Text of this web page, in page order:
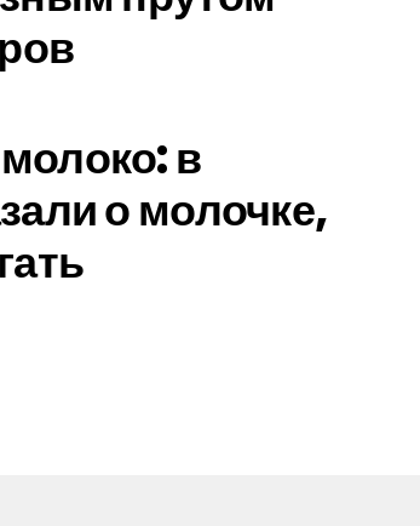
в
о молочке,